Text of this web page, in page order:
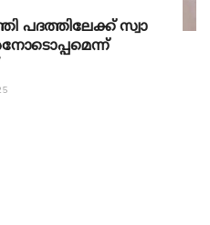
പദത്തിലേക്ക് സ്വാ​